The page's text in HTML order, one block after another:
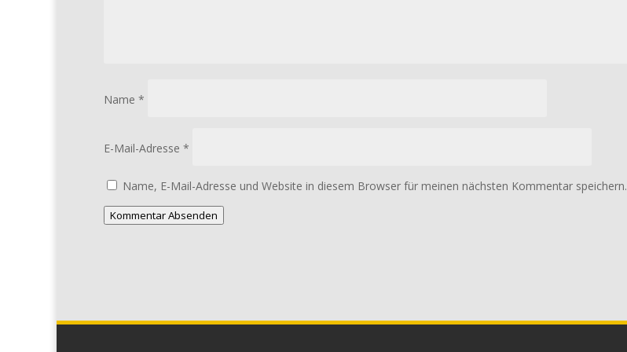
Name *
E-Mail-Adresse *
Name, E-Mail-Adresse und Website in diesem Browser für meinen nächsten Kommentar speichern.
Kommentar Absenden